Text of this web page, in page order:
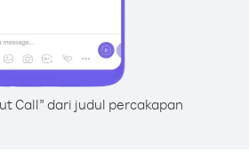
Call” dari judul percakapan